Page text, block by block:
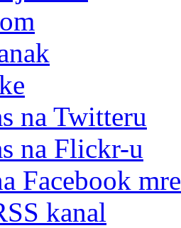
na Twitteru
na Flickr-u
Facebook
kanal